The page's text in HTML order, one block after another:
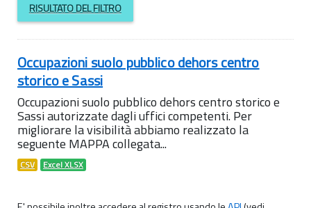
RISULTATO DEL FILTRO
Occupazioni suolo pubblico dehors centro
storico e Sassi
Occupazioni suolo pubblico dehors centro storico e
Sassi autorizzate dagli uffici competenti. Per
migliorare la visibilità abbiamo realizzato la
seguente MAPPA collegata...
CSV Excel XLSX